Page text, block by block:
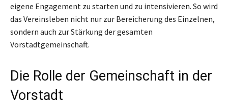
eigene Engagement zu starten und zu intensivieren. So wird
das Vereinsleben nicht nur zur Bereicherung des Einzelnen,
sondern auch zur Stärkung der gesamten
Vorstadtgemeinschaft.
Die Rolle der Gemeinschaft in der
Vorstadt